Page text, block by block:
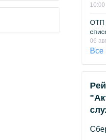
10:00
ОТП
06
Все